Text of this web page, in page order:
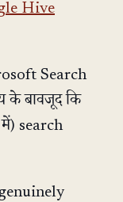
Hive
Search
के बावजूद कि
search